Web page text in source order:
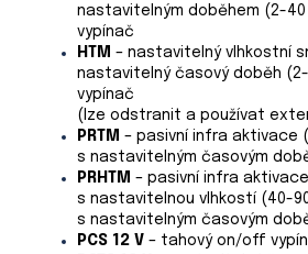
nastavitelným doběhem (2-
vypínač
HTM – nastavitelný vlhkostní
nastavitelný časový doběh
vypínač
(lze odstranit a používat
PRTM – pasivní infra aktivace
s nastavitelným časovým
PRHTM – pasivní infra
s nastavitelnou vlhkostí (40-
s nastavitelným časovým
PCS 12 V – tahový on/off